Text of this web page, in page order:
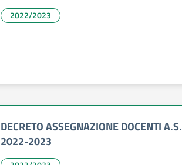
2022/2023
DECRETO ASSEGNAZIONE DOCENTI A.S.
2022-2023